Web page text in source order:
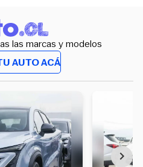
las marcas y modelos
AUTO ACÁ